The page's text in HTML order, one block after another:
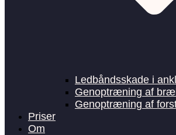
Ledbåndsskade i
Genoptræning af
Genoptræning af
Priser
Om